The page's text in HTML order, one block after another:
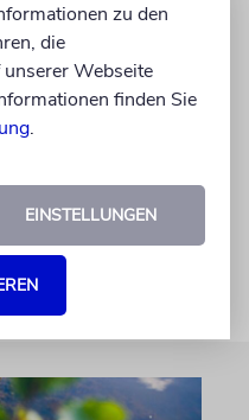
stehe ich im
Das deutsche
einiges. Ich
lagern bei mir
Diehl
zu den
die
Webseite
finden Sie
.
EINSTELLUNGEN